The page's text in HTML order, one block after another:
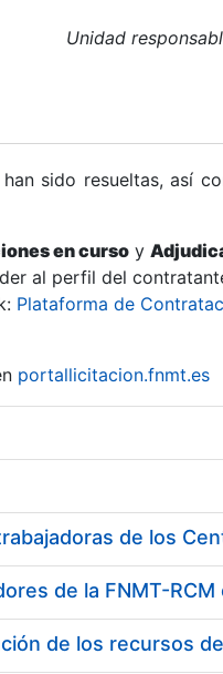
Unidad
sido resueltas, así
en curso y
al perfil del
Plataforma de
portallicitacion.fnmt.es